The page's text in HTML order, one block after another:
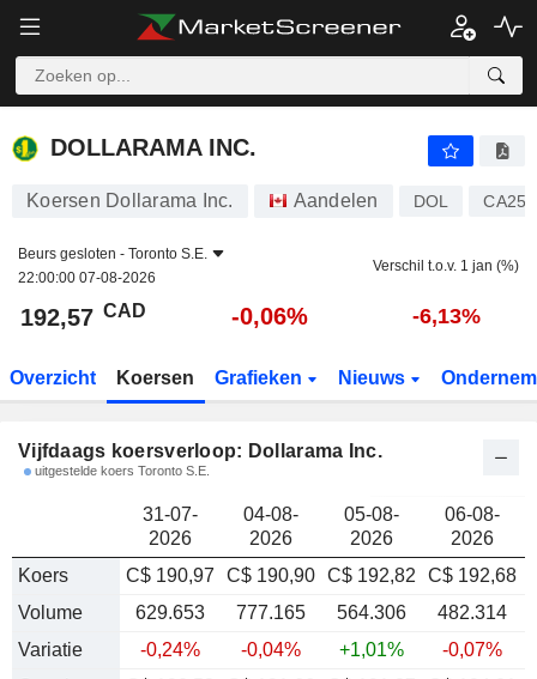
DOLLARAMA INC. 192,57
DOLLARAMA INC.
Koersen Dollarama Inc. Aandelen DOL
Beurs gesloten - Toronto S.E.
22:00:00 07-08-2026
Verschil t.o.v. 1 jan (%)
192,57 CAD -0,06% -6,13%
Overzicht Koersen Grafieken Nieuws
Vijfdaags koersverloop: Dollarama Inc.
uitgestelde koers Toronto S.E.
31-07-
2026
04-08-
2026
05-08-
2026
06-08-
2026
Koers
C$ 190,97 C$ 190,90 C$ 192,82 C$ 192,68
Volume
629.653 777.165 564.306
482.314
Variatie
-0,24% -0,04% +1,01%
-0,07%